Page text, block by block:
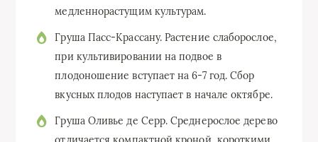
медленнорастущим культурам.
Груша Пасс-Крассану. Растение слаборослое,
при культивировании на подвое в
плодоношение вступает на 6-7 год. Сбор
вкусных плодов наступает в начале октябре.
Груша Оливье де Серр. Среднерослое дерево